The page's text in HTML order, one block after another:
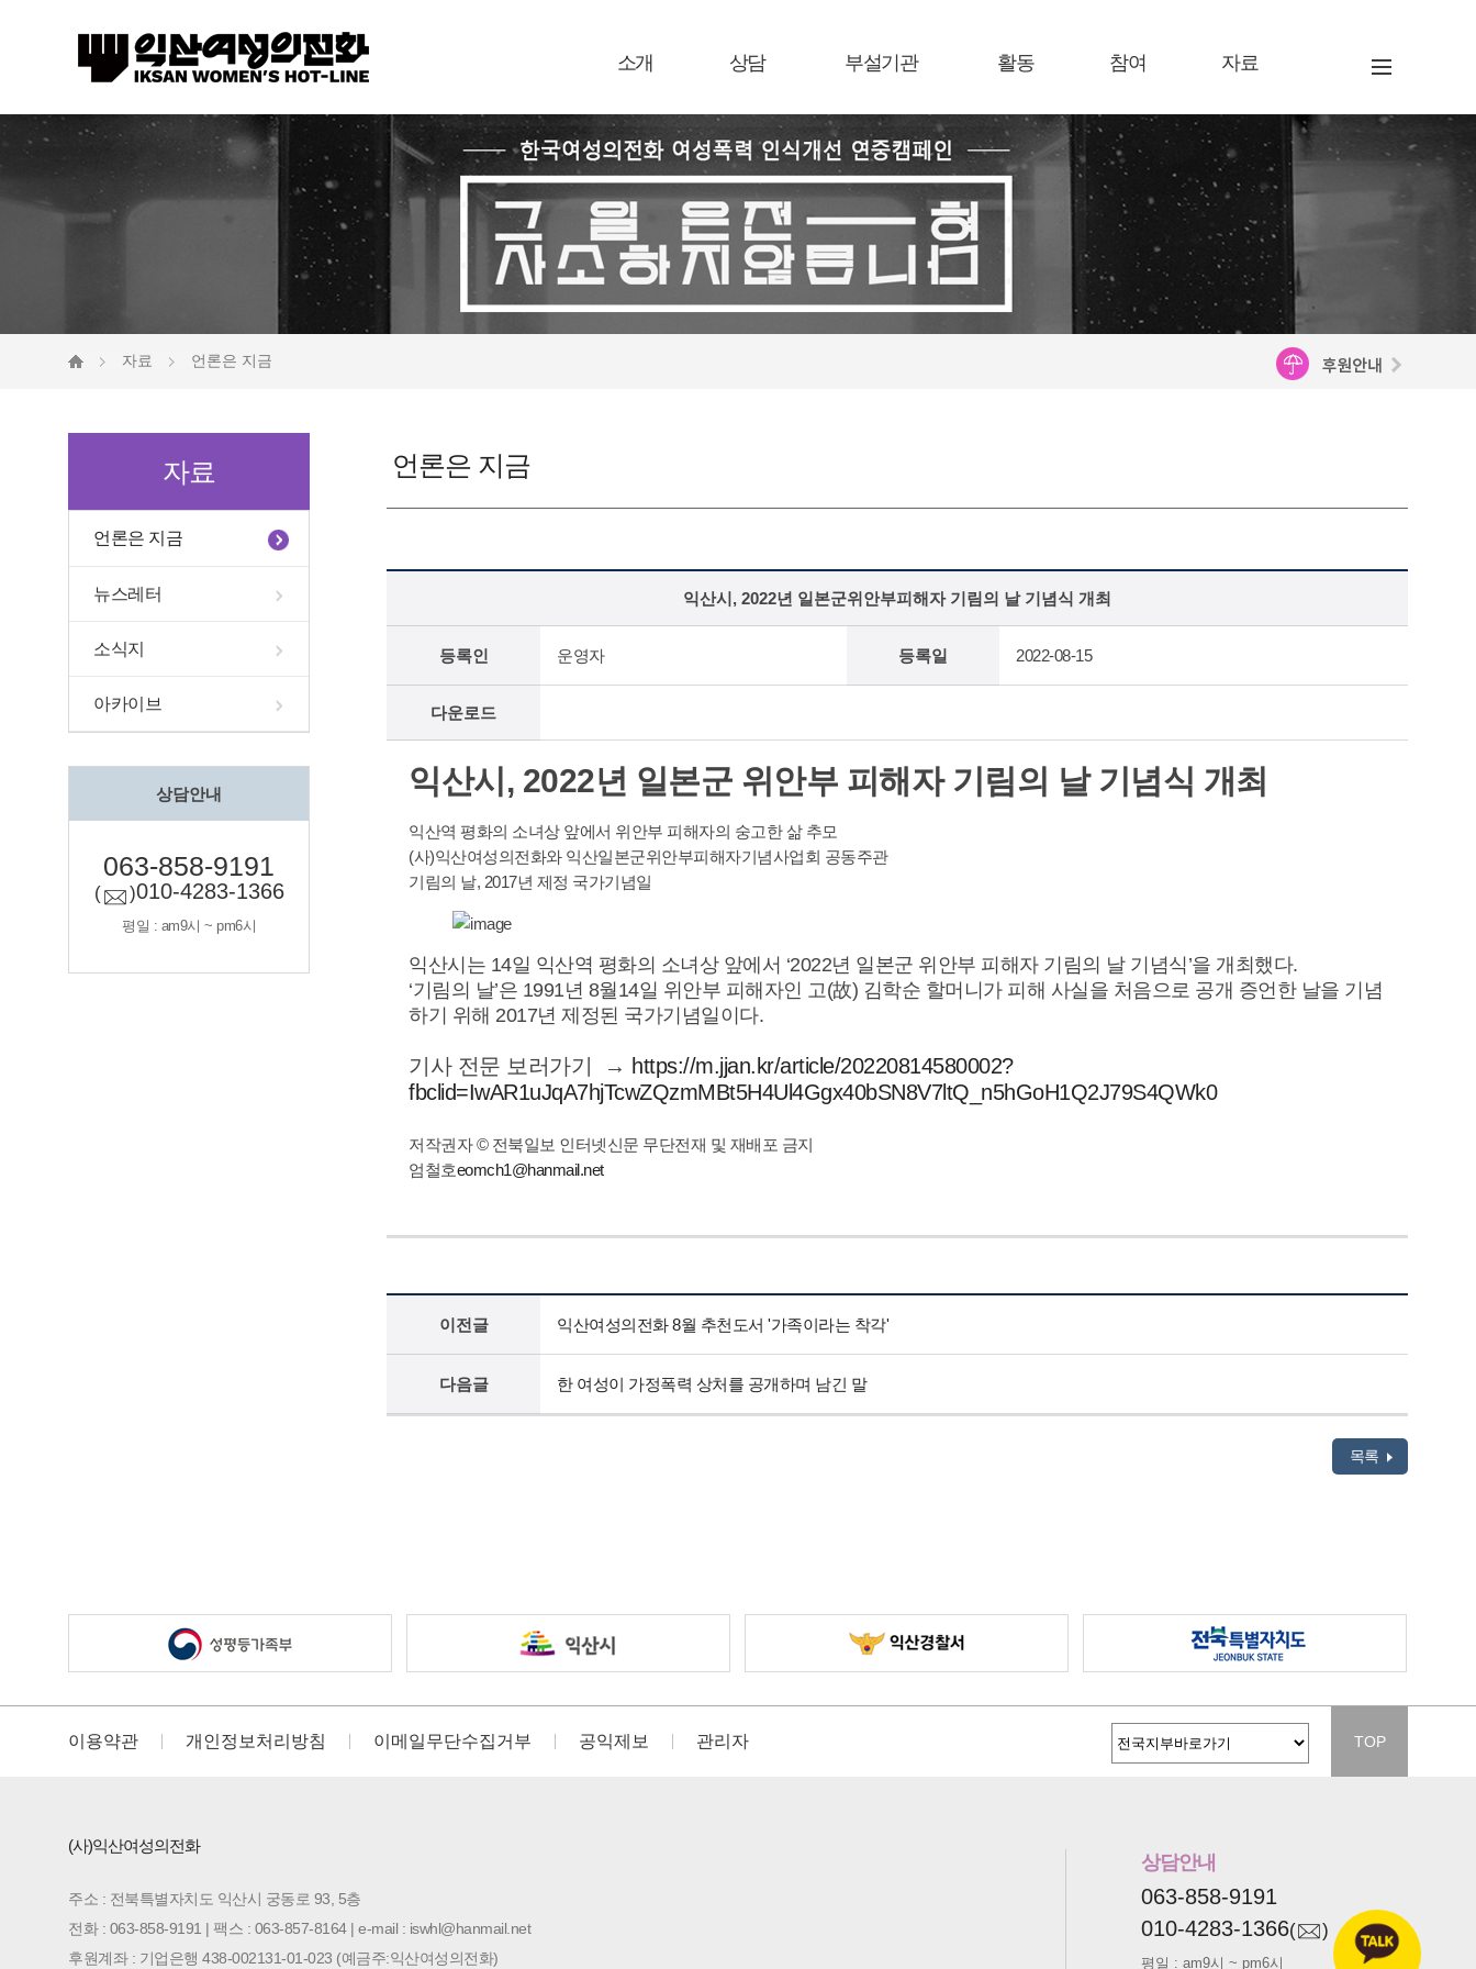
소개 상담 부설기관 활동 참여 자료
자료 언론은 지금
자료
언론은 지금
뉴스레터
소식지
아카이브
상담안내
063-858-9191
( )010-4283-1366
평일 : am9시 ~ pm6시
언론은 지금
익산시, 2022년 일본군위안부피해자 기림의 날 기념식 개최
등록인 운영자 등록일 2022-08-15
다운로드
익산시, 2022년 일본군 위안부 피해자 기림의 날 기념식 개최
익산역 평화의 소녀상 앞에서 위안부 피해자의 숭고한 삶 추모
(사)익산여성의전화와 익산일본군위안부피해자기념사업회 공동주관
기림의 날, 2017년 제정 국가기념일
익산시는 14일 익산역 평화의 소녀상 앞에서 ‘2022년 일본군 위안부 피해자 기림의 날 기념식’을 개최했다.
‘기림의 날’은 1991년 8월14일 위안부 피해자인 고(故) 김학순 할머니가 피해 사실을 처음으로 공개 증언한 날을 기념
하기 위해 2017년 제정된 국가기념일이다.
기사 전문 보러가기 → https://m.jjan.kr/article/20220814580002?
fbclid=IwAR1uJqA7hjTcwZQzmMBt5H4Ul4Ggx40bSN8V7ltQ_n5hGoH1Q2J79S4QWk0
저작권자 © 전북일보 인터넷신문 무단전재 및 재배포 금지
엄철호eomch1@hanmail.net
이전글 익산여성의전화 8월 추천도서 '가족이라는 착각'
다음글 한 여성이 가정폭력 상처를 공개하며 남긴 말
목록
이용약관 개인정보처리방침 이메일무단수집거부 공익제보 관리자 TOP
(사)익산여성의전화
주소 : 전북특별자치도 익산시 궁동로 93, 5층
전화 : 063-858-9191 | 팩스 : 063-857-8164 | e-mail : iswhl@hanmail.net
후원계좌 : 기업은행 438-002131-01-023 (예금주:익산여성의전화)
상담안내
063-858-9191
010-4283-1366( )
평일 : am9시 ~ pm6시